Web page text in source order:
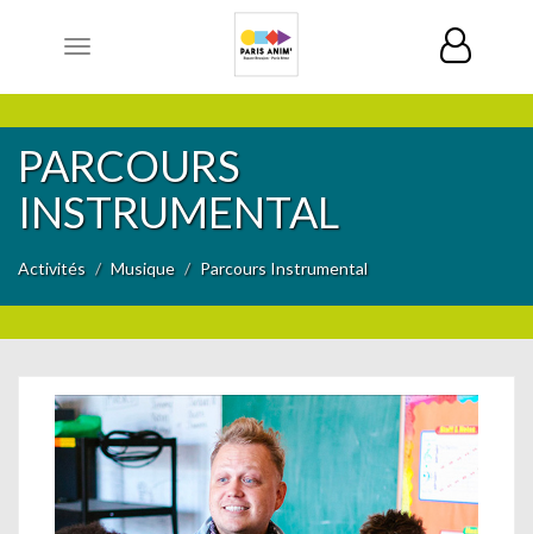
Toggle
PARCOURS
INSTRUMENTAL
Activités Musique Parcours Instrumental